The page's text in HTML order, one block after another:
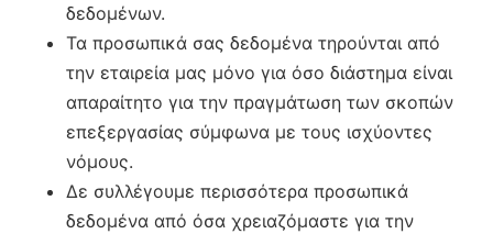
δεδομένων.
Τα προσωπικά σας δεδομένα τηρούνται από
την εταιρεία μας μόνο για όσο διάστημα είναι
απαραίτητο για την πραγμάτωση των σκοπών
επεξεργασίας σύμφωνα με τους ισχύοντες
νόμους.
Δε συλλέγουμε περισσότερα προσωπικά
δεδομένα από όσα χρειαζόμαστε για την